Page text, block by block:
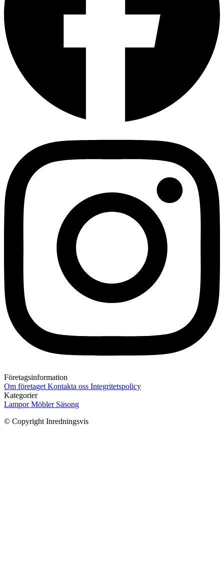
Företagsinformation
Om företaget Kontakta oss Integritetspolicy
Kategorier
LamporMöbler Säsong
© Copyright Inredningsvis